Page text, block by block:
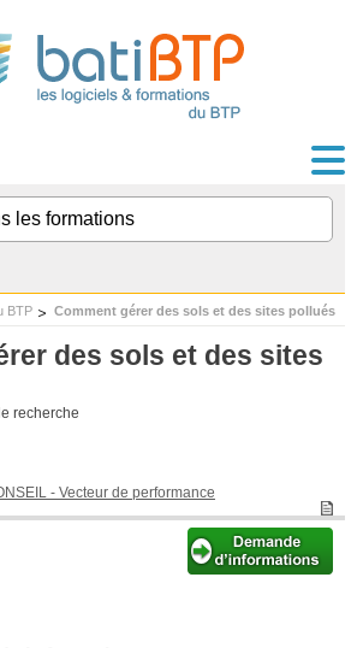
BTP Comment gérer des sols et des sites pollués
des sols et des sites
recherche
- Vecteur de performance